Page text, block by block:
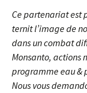
Ce partenariat est
ternit l’image de
dans un combat
Monsanto, actions
programme eau &
Nous vous